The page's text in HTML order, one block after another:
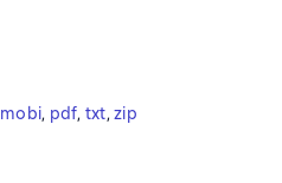
mobi, pdf, txt, zip